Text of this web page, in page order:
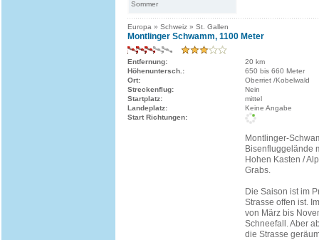
Sommer
Europa » Schweiz » St. Gallen
Montlinger Schwamm, 1100 Meter
Entfernung:
20 km
Höhenuntersch.:
650 bis 660 Meter
Ort:
Oberriet /Kobelwald
Streckenflug:
Nein
Startplatz:
mittel
Landeplatz:
Keine Angabe
Start Richtungen:
Montlinger-
Bisenfluggelände
Hohen Kasten /
Grabs.
Die Saison ist im
Strasse offen ist.
von März bis
Schneefall. Aber
die Strasse